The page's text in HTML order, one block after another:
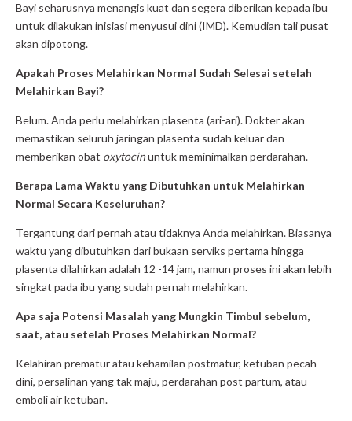
Bayi seharusnya menangis kuat dan segera diberikan kepada ibu
untuk dilakukan inisiasi menyusui dini (IMD). Kemudian tali pusat
akan dipotong.
Apakah Proses Melahirkan Normal Sudah Selesai setelah
Melahirkan Bayi?
Belum. Anda perlu melahirkan plasenta (ari-ari). Dokter akan
memastikan seluruh jaringan plasenta sudah keluar dan
memberikan obat oxytocinuntuk meminimalkan perdarahan.
Berapa Lama Waktu yang Dibutuhkan untuk Melahirkan
Normal Secara Keseluruhan?
Tergantung dari pernah atau tidaknya Anda melahirkan. Biasanya
waktu yang dibutuhkan dari bukaan serviks pertama hingga
plasenta dilahirkan adalah 12 -14 jam, namun proses ini akan lebih
singkat pada ibu yang sudah pernah melahirkan.
Apa saja Potensi Masalah yang Mungkin Timbul sebelum,
saat, atau setelah Proses Melahirkan Normal?
Kelahiran prematur atau kehamilan postmatur, ketuban pecah
dini, persalinan yang tak maju, perdarahan post partum, atau
emboli air ketuban.